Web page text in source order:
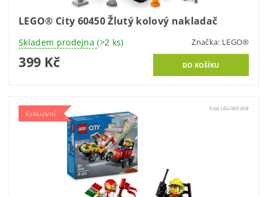
LEGO® City 60450 Žlutý kolový nakladač
Skladem prodejna(>2 ks) Značka: LEGO®
399 Kč
Exkluzivní
Kód: LEGO60458